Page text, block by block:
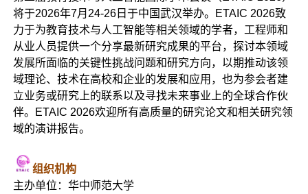
将于2026年7月24-26日于中国武汉举办。ETAIC 2026致
力于为教育技术与人工智能等相关领域的学者，工程师和
从业人员提供一个分享最新研究成果的平台，探讨本领域
发展所面临的关键性挑战问题和研究方向，以期推动该领
域理论、技术在高校和企业的发展和应用，也为参会者建
立业务或研究上的联系以及寻找未来事业上的全球合作伙
伴。ETAIC 2026欢迎所有高质量的研究论文和相关研究领
域的演讲报告。
组织机构
主办单位：华中师范大学